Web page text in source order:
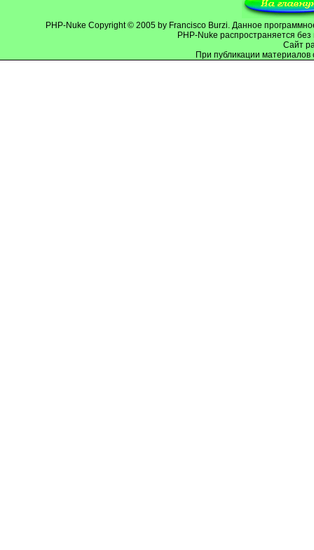
PHP-Nuke Copyright © 2005 by Francisco Burzi. Данное
PHP-Nuke распространяется
Cайт
При публикации